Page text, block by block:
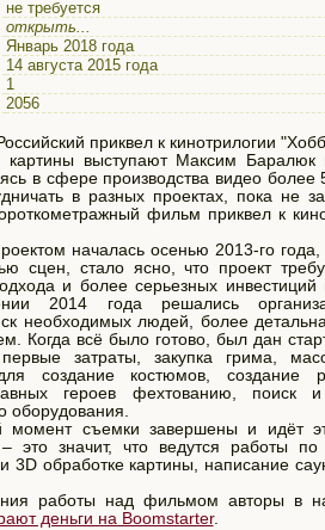
не требуется
открыть...
Январь 2018 года
14 августа 2015 года
1
2056
приквел к кинотрилогии
картины выступают Максим Баралюк
в сфере производства видео более
в разных проектах, пока не
фильм приквел к
началась осенью 2013-го
сцен, стало ясно, что проект
и более серьезных инвестиций
2014 года решались
необходимых людей, более
Когда всё было готово, был дан
затраты, закупка грима,
создание костюмов, создание
героев фехтованию, поиск и
оборудования.
момент съемки завершены и идёт
это значит, что ведутся работы по
3D обработке картины, написание
работы над фильмом авторы в
деньги на Boomstarter.